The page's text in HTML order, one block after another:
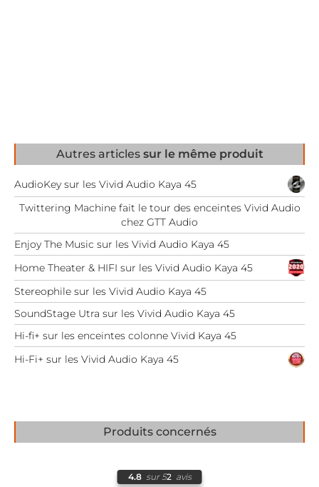
Autres articles sur le même produit
AudioKey sur les Vivid Audio Kaya 45
Twittering Machine fait le tour des enceintes Vivid Audio
chez GTT Audio
Enjoy The Music sur les Vivid Audio Kaya 45
Home Theater & HIFI sur les Vivid Audio Kaya 45
Stereophile sur les Vivid Audio Kaya 45
SoundStage Utra sur les Vivid Audio Kaya 45
Hi-fi+ sur les enceintes colonne Vivid Kaya 45
Hi-Fi+ sur les Vivid Audio Kaya 45
Produits concernés
4.8 sur 52 avis